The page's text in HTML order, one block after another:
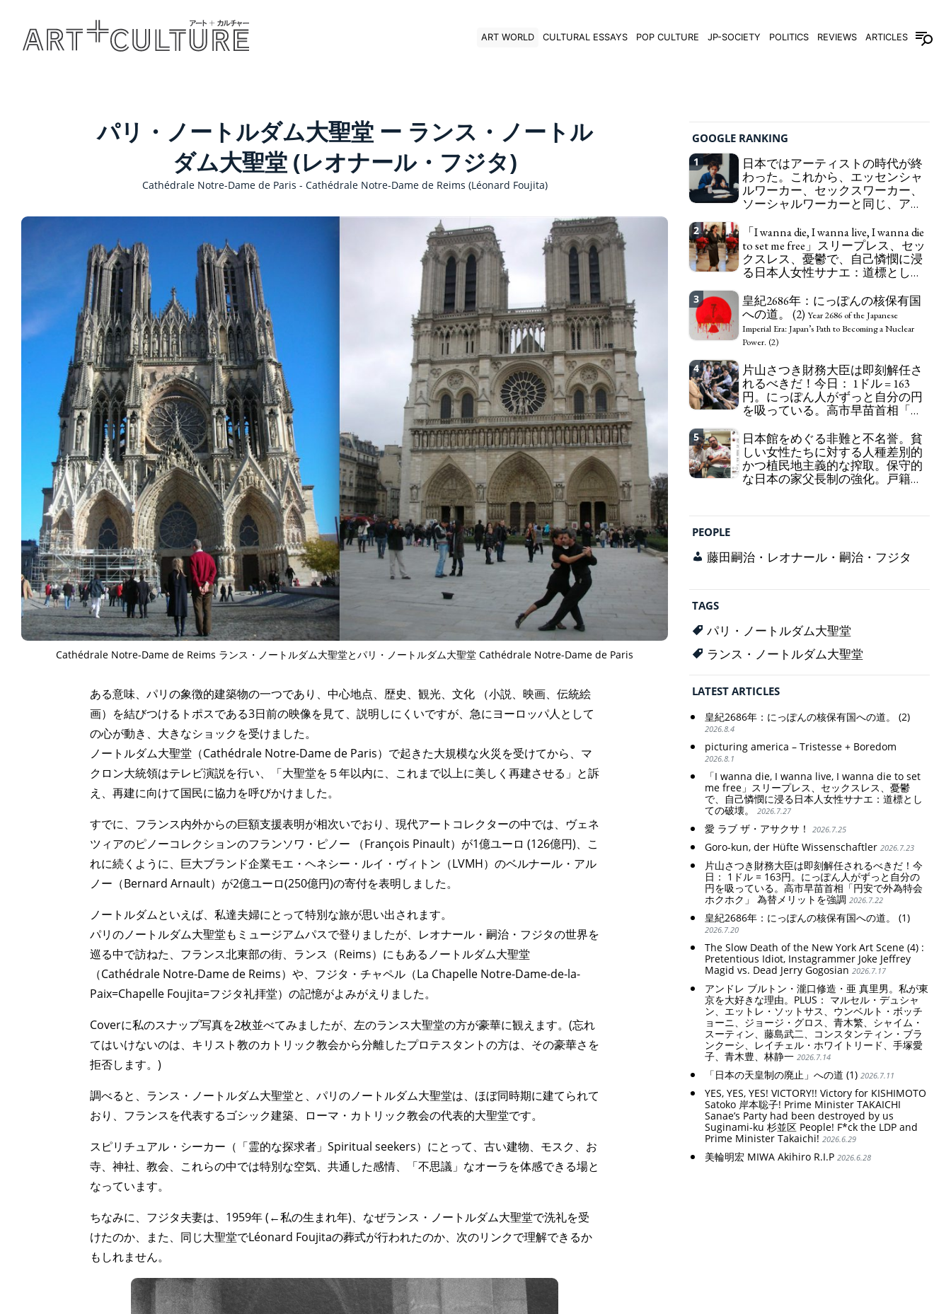
ART WORLD CULTURAL ESSAYS POP CULTURE JP-SOCIETY POLITICS REVIEWS ARTICLES
パリ・ノートルダム大聖堂 ー ランス・ノートル
ダム大聖堂 (レオナール・フジタ)
Cathédrale Notre-Dame de Paris - Cathédrale Notre-Dame de Reims (Léonard Foujita)
Cathédrale Notre-Dame de Reims ランス・ノートルダム大聖堂とパリ・ノートルダム大聖堂 Cathédrale Notre-Dame de Paris
ある意味、パリの象徴的建築物の一つであり、中心地点、歴史、観光、文化 （小説、映画、伝統絵
画）を結びつけるトポスである3日前の映像を見て、説明しにくいですが、急にヨーロッパ人として
の心が動き、大きなショックを受けました。
ノートルダム大聖堂（Cathédrale Notre-Dame de Paris）で起きた大規模な火災を受けてから、マ
クロン大統領はテレビ演説を行い、「大聖堂を５年以内に、これまで以上に美しく再建させる」と訴
え、再建に向けて国民に協力を呼びかけました。
すでに、フランス内外からの巨額支援表明が相次いでおり、現代アートコレクターの中では、ヴェネ
ツィアのピノーコレクションのフランソワ・ピノー （François Pinault）が1億ユーロ (126億円)、こ
れに続くように、巨大ブランド企業モエ・ヘネシー・ルイ・ヴィトン（LVMH）のベルナール・アル
ノー（Bernard Arnault）が2億ユーロ(250億円)の寄付を表明しました。
ノートルダムといえば、私達夫婦にとって特別な旅が思い出されます。
パリのノートルダム大聖堂もミュージアムパスで登りましたが、レオナール・嗣治・フジタの世界を
巡る中で訪ねた、フランス北東部の街、ランス（Reims）にもあるノートルダム大聖堂
（Cathédrale Notre-Dame de Reims）や、フジタ・チャペル（La Chapelle Notre-Dame-de-la-
Paix=Chapelle Foujita=フジタ礼拝堂）の記憶がよみがえりました。
Coverに私のスナップ写真を2枚並べてみましたが、左のランス大聖堂の方が豪華に観えます。(忘れ
てはいけないのは、キリスト教のカトリック教会から分離したプロテスタントの方は、その豪華さを
拒否します。)
調べると、ランス・ノートルダム大聖堂と、パリのノートルダム大聖堂は、ほぼ同時期に建てられて
おり、フランスを代表するゴシック建築、ローマ・カトリック教会の代表的大聖堂です。
スピリチュアル・シーカー（「霊的な探求者」Spiritual seekers）にとって、古い建物、モスク、お
寺、神社、教会、これらの中では特別な空気、共通した感情、「不思議」なオーラを体感できる場と
なっています。
ちなみに、フジタ夫妻は、1959年 (←私の生まれ年)、なぜランス・ノートルダム大聖堂で洗礼を受
けたのか、また、同じ大聖堂でLéonard Foujitaの葬式が行われたのか、次のリンクで理解できるか
もしれません。
GOOGLE RANKING
1
日本ではアーティストの時代が終
わった。これから、エッセンシャ
ルワーカー、セックスワーカー、
ソーシャルワーカーと同じ、アー
in Japan the word "artist" into the word "Art
Worker" (similar to "Essential Worker", "Sex Worker"
or "Social Worker")
2
「I wanna die, I wanna live, I wanna die
to set me free」スリープレス、セッ
クスレス、憂鬱で、自己憐憫に浸
る日本人女性サナエ：道標として
die to set me free" - Sanae, a Japanese woman who
is sleepless, sexless, depressive and wallowing in
self-pity: destruction as a guidepost.
3
皇紀2686年：にっぽんの核保有国
への道。 (2) Year 2686 of the Japanese
Imperial Era: Japan’s Path to Becoming a Nuclear
Power. (2)
4
片山さつき財務大臣は即刻解任さ
れるべきだ！今日： 1ドル = 163
円。にっぽん人がずっと自分の円
を吸っている。高市早苗首相「円
ットを強調 Finance Minister KATAYAMA
Satsuki should be fired immediately! Today: 1 US$ =
163 Yen. The Japanese Have Long Been Draining
Their Own Yen. Prime Minister TAKAICHI
5
日本館をめぐる非難と不名誉。貧
しい女性たちに対する人種差別的
かつ植民地主義的な搾取。保守的
な日本の家父長制の強化。戸籍制
registration system. Reinforcement of
PEOPLE
藤田嗣治・レオナール・嗣治・フジタ
TAGS
パリ・ノートルダム大聖堂
ランス・ノートルダム大聖堂
LATEST ARTICLES
皇紀2686年：にっぽんの核保有国への道。 (2)
2026.8.4
picturing america – Tristesse + Boredom
2026.8.1
「I wanna die, I wanna live, I wanna die to set
me free」スリープレス、セックスレス、憂鬱
で、自己憐憫に浸る日本人女性サナエ：道標とし
ての破壊。
2026.7.27
愛 ラブ ザ・アサクサ！ 2026.7.25
Goro-kun, der Hüfte Wissenschaftler 2026.7.23
片山さつき財務大臣は即刻解任されるべきだ！今
日： 1ドル = 163円。にっぽん人がずっと自分の
円を吸っている。高市早苗首相「円安で外為特会
ホクホク」 為替メリットを強調 2026.7.22
皇紀2686年：にっぽんの核保有国への道。 (1)
2026.7.20
The Slow Death of the New York Art Scene (4) :
Pretentious Idiot, Instagrammer Joke Jeffrey
Magid vs. Dead Jerry Gogosian 2026.7.17
アンドレ ブルトン・瀧口修造・亜 真里男。私が東
京を大好きな理由。PLUS： マルセル・デュシャ
ン、エットレ・ソットサス、ウンベルト・ボッチ
ョーニ、ジョージ・グロス、青木繁、シャイム・
スーティン、藤島武二、コンスタンティン・ブラ
ンクーシ、レイチェル・ホワイトリード、手塚愛
子、青木豊、林静一 2026.7.14
「日本の天皇制の廃止」への道 (1) 2026.7.11
YES, YES, YES! VICTORY!! Victory for KISHIMOTO
Satoko 岸本聡子! Prime Minister TAKAICHI
Sanae’s Party had been destroyed by us
Suginami-ku 杉並区 People! F*ck the LDP and
Prime Minister Takaichi! 2026.6.29
美輪明宏 MIWA Akihiro R.I.P 2026.6.28